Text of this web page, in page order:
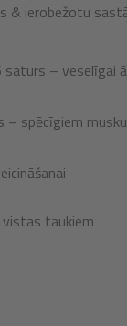
& ierobežotu
– veselīgai
– spēcīgiem
taukiem